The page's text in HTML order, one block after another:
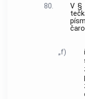
80.
V §
„f)